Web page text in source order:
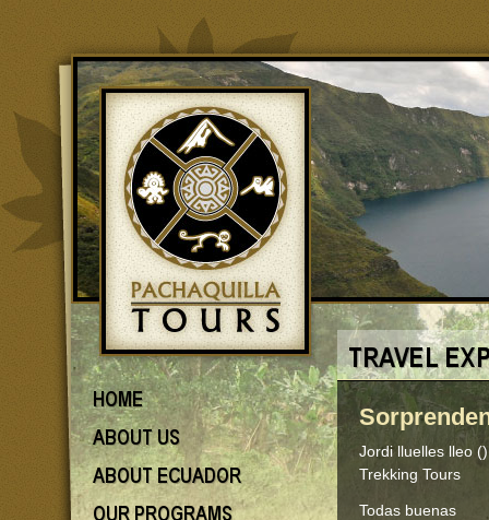
Jordi lluelles lleo ()
Trekking Tours
Todas buenas